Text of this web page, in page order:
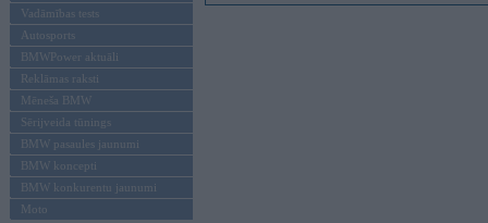
Vadāmības tests
Autosports
BMWPower aktuāli
Reklāmas raksti
Mēneša BMW
Sērijveida tūnings
BMW pasaules jaunumi
BMW koncepti
BMW konkurentu jaunumi
Moto